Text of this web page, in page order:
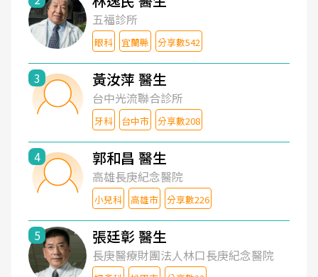
五福診所
眼科 宜蘭縣 分享數542
3 黃汝萍 醫生
台中光流聯合診所
牙科 台中市 分享數208
4 郭和昌 醫生
高雄長庚紀念醫院
小兒科 高雄市 分享數226
5 張廷彰 醫生
長庚醫療財團法人林口長庚紀念醫院